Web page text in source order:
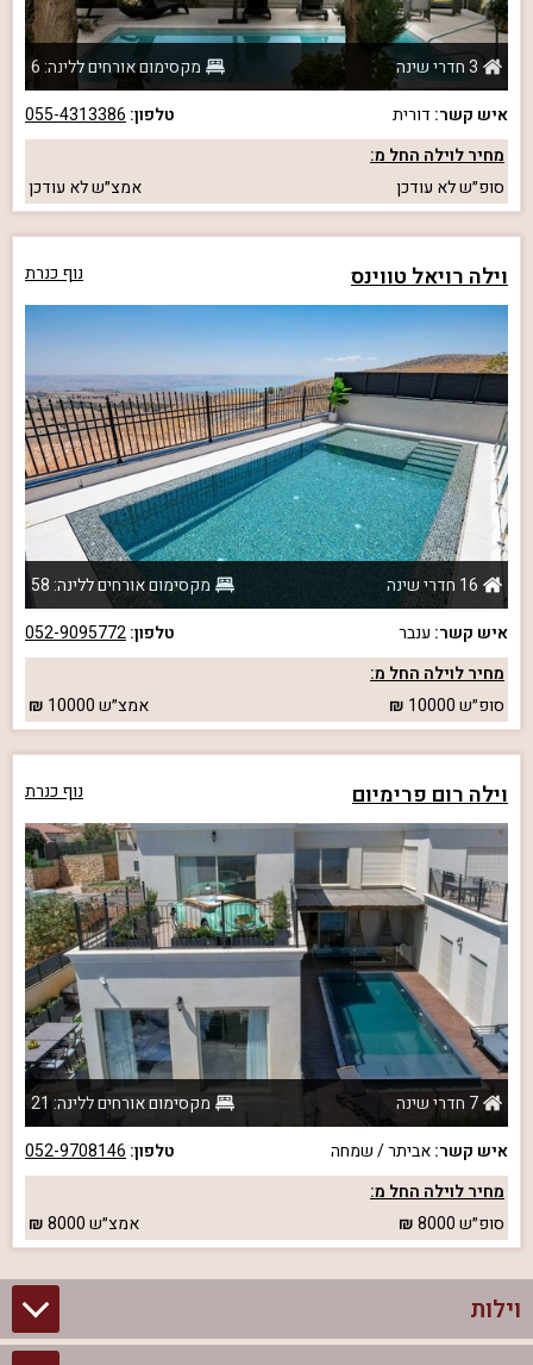
3 חדרי שינה
מקסימום אורחים ללינה: 6
איש קשר: דורית טלפון: 055-4313386
מחיר לוילה החל מ:
סופ״שלא עודכן אמצ״שלא עודכן
וילה רויאל טווינס נוף כנרת
16 חדרי שינה
מקסימום אורחים ללינה: 58
איש קשר: ענבר טלפון:052-9095772
מחיר לוילה החל מ:
סופ״ש10000 אמצ״ש10000
וילה רום פרימיום נוף כנרת
7 חדרי שינה
מקסימום אורחים ללינה: 21
איש קשר:אביתר / שמחה טלפון: 052-9708146
מחיר לוילה החל מ:
סופ״ש8000 אמצ״ש8000
וילות